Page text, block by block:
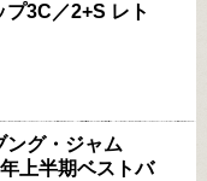
プ3C／2+S レト
ング・ジャム
上半期ベストバ